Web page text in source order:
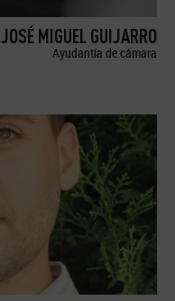
JOSÉ MIGUEL GUIJARRO
Ayudantía de cámara